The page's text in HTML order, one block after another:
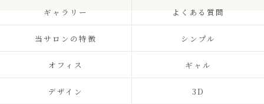
ギャラリー よくある質問
当サロンの特徴 シンプル
オフィス ギャル
デザイン 3D